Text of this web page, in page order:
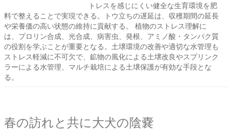
トレスを感じにくい健全な生育環境を肥
料で整えることで実現できる。トウ立ちの遅延は、収穫期間の延長
や栄養価の高い状態の維持に貢献する。 植物のストレス理解に
は、プロリン合成、光合成、病害虫、発根、アミノ酸・タンパク質
の役割を学ぶことが重要となる。土壌環境の改善や適切な水管理も
ストレス軽減に不可欠で、鉱物の風化による土壌改良やスプリンク
ラーによる水管理、マルチ栽培による土壌保護が有効な手段とな
る。
春の訪れと共に大犬の陰嚢